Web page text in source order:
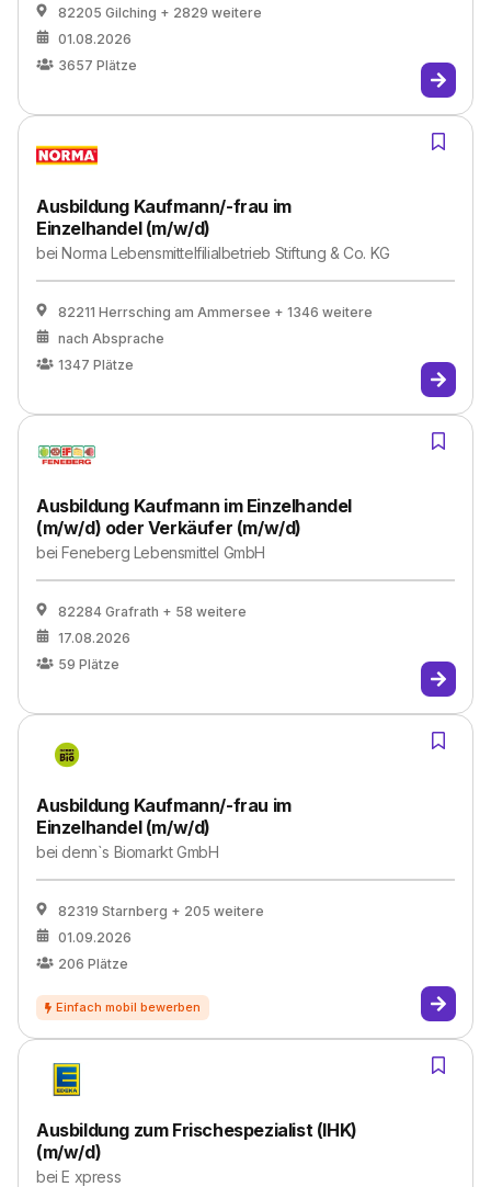
82205 Gilching + 2829 weitere
01.08.2026
3657 Plätze
Ausbildung Kaufmann/-frau im
Einzelhandel (m/w/d)
beiNorma Lebensmittelfilialbetrieb Stiftung & Co. KG
82211 Herrsching am Ammersee + 1346 weitere
nach Absprache
1347 Plätze
Ausbildung Kaufmann im Einzelhandel
(m/w/d) oder Verkäufer (m/w/d)
beiFeneberg Lebensmittel GmbH
82284 Grafrath + 58 weitere
17.08.2026
59 Plätze
Ausbildung Kaufmann/-frau im
Einzelhandel (m/w/d)
beidenn`s Biomarkt GmbH
82319 Starnberg + 205 weitere
01.09.2026
206 Plätze
Ausbildung zum Frischespezialist (IHK)
(m/w/d)
beiE xpress